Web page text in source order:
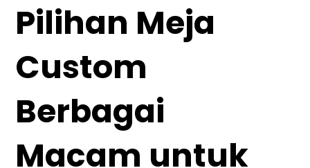
Pilihan Meja
Custom
Berbagai
Macam untuk